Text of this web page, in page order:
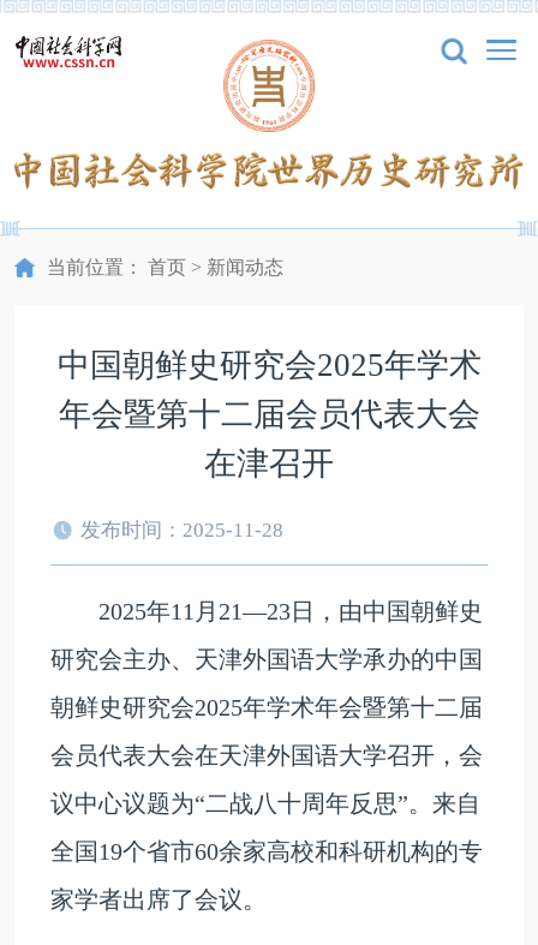
当前位置： 首页> 新闻动态
中国朝鲜史研究会2025年学术
年会暨第十二届会员代表大会
在津召开
发布时间：2025-11-28
2025年11月21—23日，由中国朝鲜史
研究会主办、天津外国语大学承办的中国
朝鲜史研究会2025年学术年会暨第十二届
会员代表大会在天津外国语大学召开，会
议中心议题为“二战八十周年反思”。来自
全国19个省市60余家高校和科研机构的专
家学者出席了会议。